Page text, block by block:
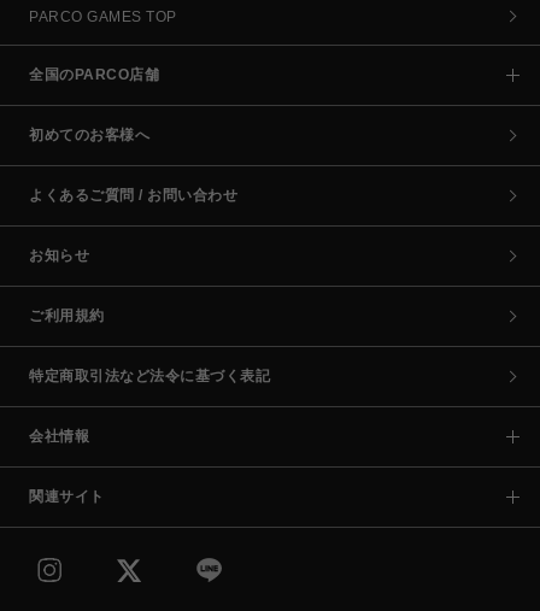
PARCO GAMES TOP
全国のPARCO店舗
初めてのお客様へ
よくあるご質問 / お問い合わせ
お知らせ
ご利用規約
特定商取引法など法令に基づく表記
会社情報
関連サイト